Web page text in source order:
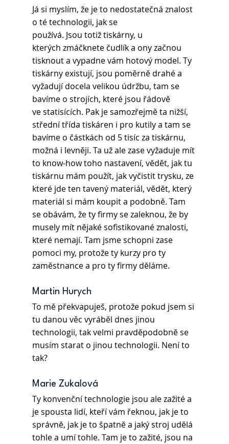
Já si myslím, že je to nedostatečná znalost
o té technologii, jak se
používá. Jsou totiž tiskárny, u
kterých zmáčknete čudlík a ony začnou
tisknout a vypadne vám hotový model. Ty
tiskárny existují, jsou poměrně drahé a
vyžadují docela velikou údržbu, tam se
bavíme o strojích, které jsou řádově
ve statisících. Pak je samozřejmě ta nižší,
střední třída tiskáren i pro kutily a tam se
bavíme o částkách od 5 tisíc za tiskárnu,
možná i levněji. Ta už ale zase vyžaduje mít
to know-how toho nastavení, vědět, jak tu
tiskárnu mám použít, jak vyčistit trysku, ze
které jde ten tavený materiál, vědět, který
materiál si mám koupit a podobně. Tam
se obávám, že ty firmy se zaleknou, že by
musely mít nějaké sofistikované znalosti,
které nemají. Tam jsme schopni zase
pomoci my, protože ty kurzy pro ty
zaměstnance a pro ty firmy děláme.
Martin Hurych
To mě překvapuješ, protože pokud jsem si
tu danou věc vyráběl dnes jinou
technologii, tak velmi pravděpodobně se
musím starat o jinou technologii. Není to
tak?
Marie Zukalová
Ty konvenční technologie jsou ale zažité a
je spousta lidí, kteří vám řeknou, jak je to
správně, jak je to špatně a jaký stroj udělá
tohle a umí tohle. Tam je to zažité, jsou na